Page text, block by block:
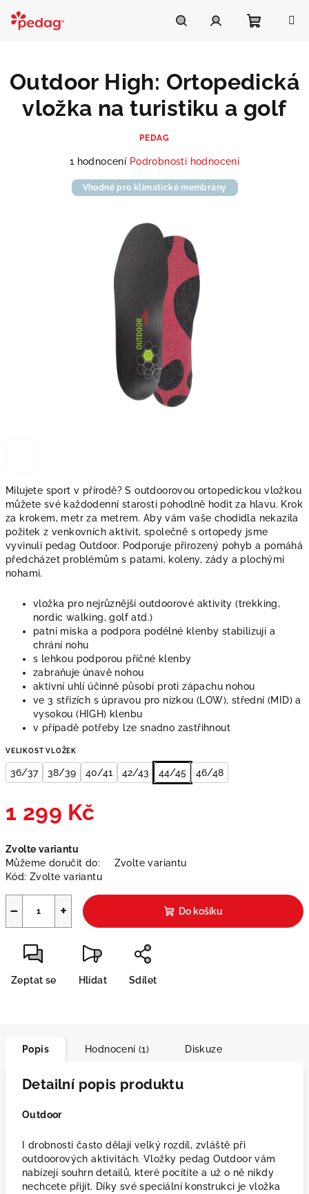
obsah
košík
Milujete sport v přírodě? S outdoorovou ortopedickou vložkou
můžete své každodenní starosti pohodlně hodit za hlavu. Krok
za krokem, metr za metrem. Aby vám vaše chodidla nekazila
požitek z venkovních aktivit, společně s ortopedy jsme
vyvinuli pedag Outdoor. Podporuje přirozený pohyb a pomáhá
předcházet problémům s patami, koleny, zády a plochými
nohami.
vložka pro nejrůznější outdoorové aktivity (trekking,
nordic walking, golf atd.)
patní miska a podpora podélné klenby stabilizují a
chrání nohu
s lehkou podporou příčné klenby
zabraňuje únavě nohou
aktivní uhlí účinně působí proti zápachu nohou
ve 3 střizích s úpravou pro nízkou (LOW), střední (MID) a
vysokou (HIGH) klenbu
v případě potřeby lze snadno zastřihnout
VELIKOST VLOŽEK
36/37 38/39 40/41 42/43 44/45 46/48
1 299 Kč
cena:
Zvolte variantu
Můžeme doručit do:
Zvolte variantu
Kód: Zvolte variantu
+
− Do košíku
Zeptat se Hlídat Sdílet
Outdoor High: Ortopedická
vložka na turistiku a golf
PEDAG
Průměrné
produktu
hvězdiček.
1 hodnocení Podrobnosti hodnocení
Vhodné pro klimatické membrány
Popis Hodnocení (1) Diskuze
Detailní popis produktu
Outdoor
I drobnosti často dělají velký rozdíl, zvláště při
outdoorových aktivitách. Vložky pedag Outdoor vám
nabízejí souhrn detailů, které pocítíte a už o ně nikdy
nechcete přijít. Díky své speciální konstrukci je vložka
Asistent Pedag